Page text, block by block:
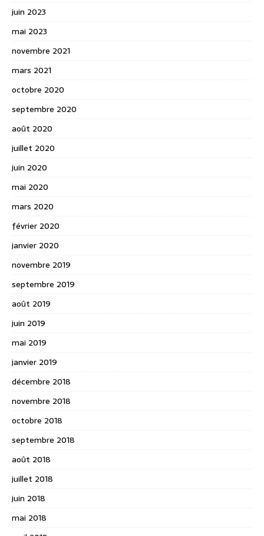
juin 2023
mai 2023
novembre 2021
mars 2021
octobre 2020
septembre 2020
août 2020
juillet 2020
juin 2020
mai 2020
mars 2020
février 2020
janvier 2020
novembre 2019
septembre 2019
août 2019
juin 2019
mai 2019
janvier 2019
décembre 2018
novembre 2018
octobre 2018
septembre 2018
août 2018
juillet 2018
juin 2018
mai 2018